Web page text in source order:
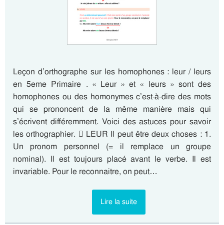
Leçon d’orthographe sur les homophones : leur / leurs
en 5eme Primaire . « Leur » et « leurs » sont des
homophones ou des homonymes c’est-à-dire des mots
qui se prononcent de la même manière mais qui
s’écrivent différemment. Voici des astuces pour savoir
les orthographier.  LEUR Il peut être deux choses : 1.
Un pronom personnel (= il remplace un groupe
nominal). Il est toujours placé avant le verbe. Il est
invariable. Pour le reconnaitre, on peut…
Lire la suite